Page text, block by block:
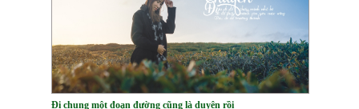
Đi chung một đoạn đường cũng là duyên rồi